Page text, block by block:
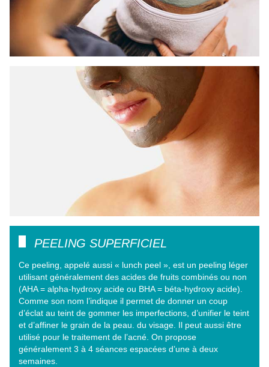
PEELING SUPERFICIEL
Ce peeling, appelé aussi « lunch peel », est un peeling léger
utilisant généralement des acides de fruits combinés ou non
(AHA = alpha-hydroxy acide ou BHA = béta-hydroxy acide).
Comme son nom l’indique il permet de donner un coup
d’éclat au teint de gommer les imperfections, d’unifier le teint
et d’affiner le grain de la peau. du visage. Il peut aussi être
utilisé pour le traitement de l’acné. On propose
généralement 3 à 4 séances espacées d’une à deux
semaines.